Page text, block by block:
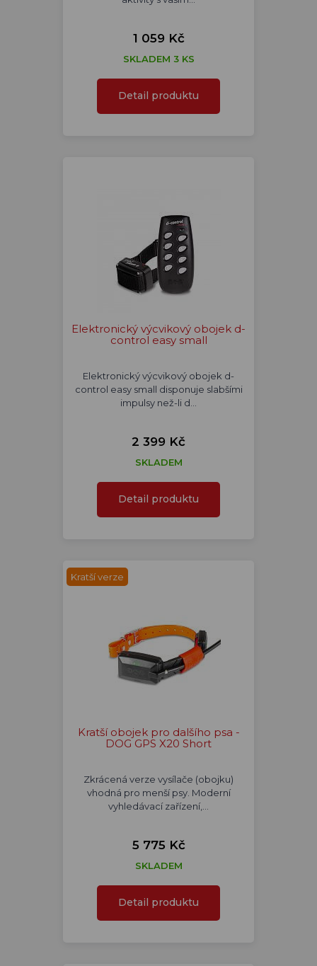
1 059 Kč
SKLADEM 3 KS
Detail produktu
Elektronický výcvikový obojek d-
control easy small
Elektronický výcvikový obojek d-
control easy small disponuje slabšími
impulsy než-li d…
2 399 Kč
SKLADEM
Detail produktu
Kratší verze
Kratší obojek pro dalšího psa -
DOG GPS X20 Short
Zkrácená verze vysílače (obojku)
vhodná pro menší psy. Moderní
vyhledávací zařízení,…
5 775 Kč
SKLADEM
Detail produktu